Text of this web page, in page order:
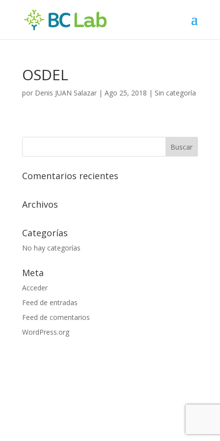
OSDEL
por Denis JUAN Salazar| Ago 25, 2018 | Sin categoría
Comentarios recientes
Archivos
Categorías
No hay categorías
Meta
Acceder
Feed de entradas
Feed de comentarios
WordPress.org